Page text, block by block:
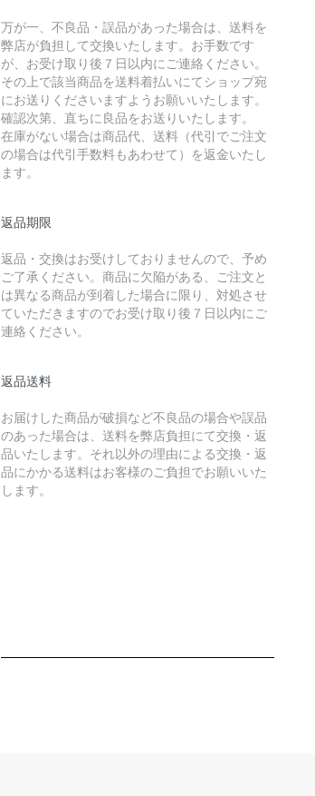
万が一、不良品・誤品があった場合は、送料を
弊店が負担して交換いたします。お手数です
が、お受け取り後７日以内にご連絡ください。
その上で該当商品を送料着払いにてショップ宛
にお送りくださいますようお願いいたします。
確認次第、直ちに良品をお送りいたします。
在庫がない場合は商品代、送料（代引でご注文
の場合は代引手数料もあわせて）を返金いたし
ます。
返品期限
返品・交換はお受けしておりませんので、予め
ご了承ください。商品に欠陥がある、ご注文と
は異なる商品が到着した場合に限り、対処させ
ていただきますのでお受け取り後７日以内にご
連絡ください。
返品送料
お届けした商品が破損など不良品の場合や誤品
のあった場合は、送料を弊店負担にて交換・返
品いたします。それ以外の理由による交換・返
品にかかる送料はお客様のご負担でお願いいた
します。